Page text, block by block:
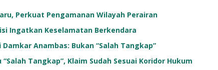
Perkuat Pengamanan Wilayah Perairan
Ingatkan Keselamatan Berkendara
Anambas: Bukan “Salah Tangkap”
“Salah Tangkap”, Klaim Sudah Sesuai Koridor Hukum